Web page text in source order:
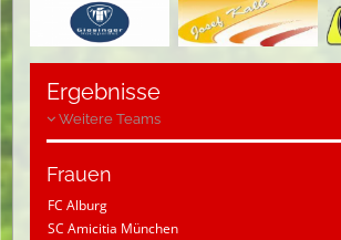
Ergebnisse
Weitere Teams
Frauen
FC Alburg
SC Amicitia München